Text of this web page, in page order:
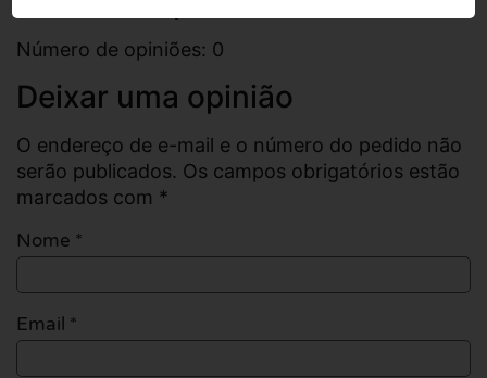
Número de opiniões: 0
Deixar uma opinião
O endereço de e-mail e o número do pedido não
serão publicados. Os campos obrigatórios estão
marcados com *
Nome *
Email *